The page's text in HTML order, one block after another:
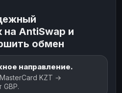
на AntiSwap и
обмен
направление.
KZT →
GBP.